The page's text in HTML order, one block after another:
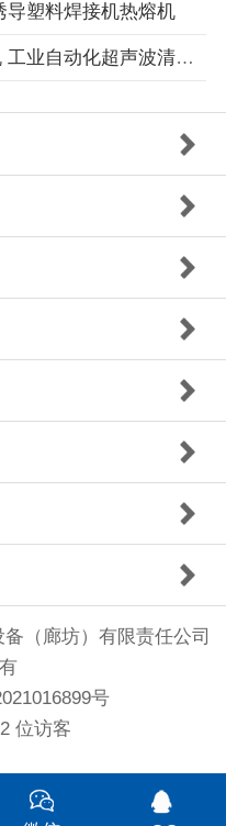
导塑料焊接机热熔机
下一篇:工业超声波自动清洗机 工业自动化超声波清洗机
（廊坊）有限责任公司
号
位访客